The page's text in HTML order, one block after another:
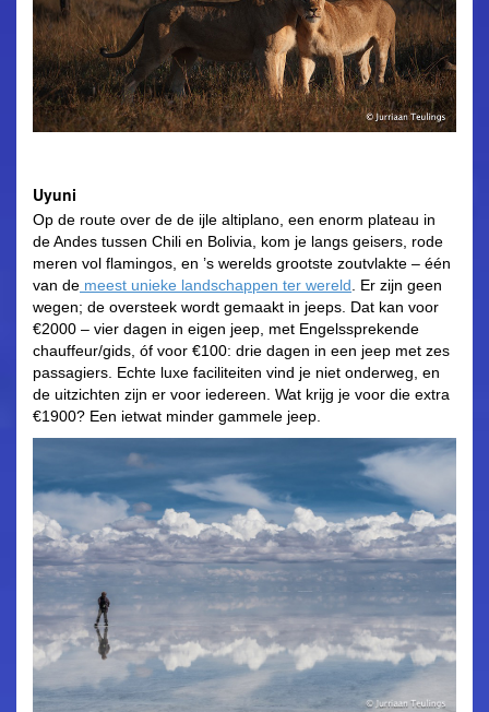
Uyuni
Op de route over de de ijle altiplano, een enorm plateau in
de Andes tussen Chili en Bolivia, kom je langs geisers, rode
meren vol flamingos, en ’s werelds grootste zoutvlakte – één
van de meest unieke landschappen ter wereld . Er zijn geen
wegen; de oversteek wordt gemaakt in jeeps. Dat kan voor
€2000 – vier dagen in eigen jeep, met Engelssprekende
chauffeur/gids, óf voor €100: drie dagen in een jeep met zes
passagiers. Echte luxe faciliteiten vind je niet onderweg, en
de uitzichten zijn er voor iedereen. Wat krijg je voor die extra
€1900? Een ietwat minder gammele jeep.